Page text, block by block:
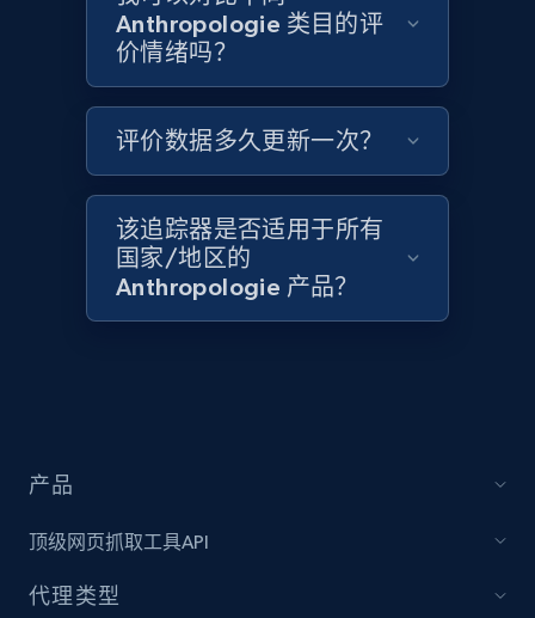
URL, Product id, Title, Product description,
Rating, Reviews count, Initial price, Discount,
and more.
1.3K+ 175+ 立即开始
Target - Discover products by specified
Category id, Product id, Product name, Price,
Anthropologie 类目的评
价情绪吗？
评价数据多久更新一次？
该追踪器是否适用于所有
国家/地区的
Anthropologie 产品？
产品
顶级网页抓取工具API
代理类型